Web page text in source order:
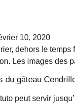
10, 2020
dehors le
Les images des
du gâteau
peut servir